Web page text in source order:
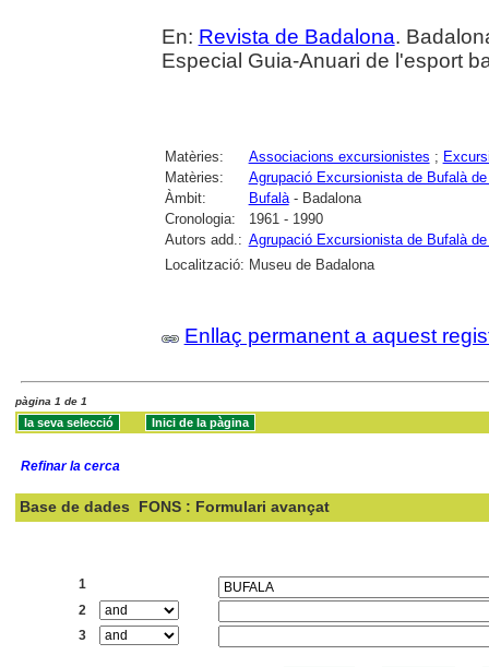
En: Revista de Badalona.
Especial Guia-Anuari de l'esport
Matèries: Associacions excursionistes ;
Matèries:
Agrupació Excursionista de Bufalà
Àmbit:
Bufalà- Badalona
Cronologia:
1961 - 1990
Autors add.: Agrupació Excursionista de Bufalà
Localització: Museu de Badalona
Enllaç permanent a aquest
pàgina 1 de 1
Refinar la cerca
Base de dades FONS : Formulari avançat
1
2
3